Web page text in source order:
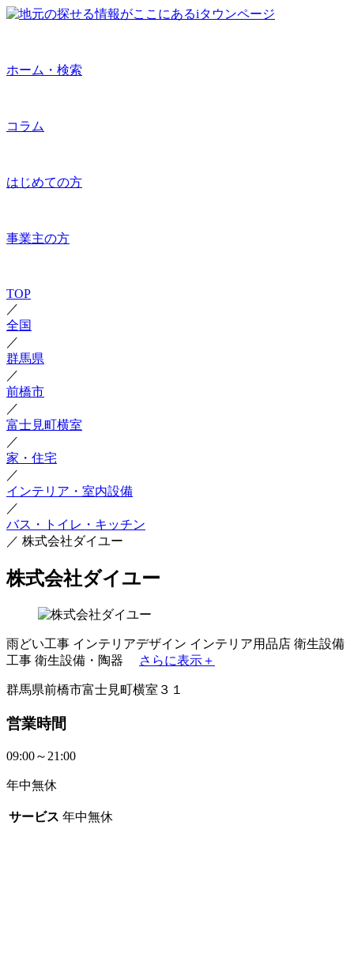
ホーム・検索
コラム
はじめての方
事業主の方
TOP
／
全国
／
群馬県
／
前橋市
／
富士見町横室
／
家・住宅
／
インテリア・室内設備
／
バス・トイレ・キッチン
／ 株式会社ダイユー
株式会社ダイユー
雨どい工事 インテリアデザイン インテリア用品店 衛生設備
工事 衛生設備・陶器 さらに表示＋
群馬県前橋市富士見町横室３１
営業時間
09:00～21:00
年中無休
サービス 年中無休